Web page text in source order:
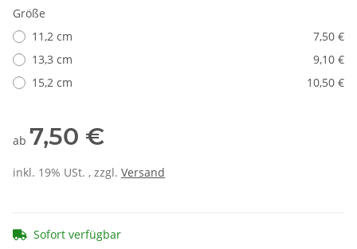
Größe
11,2 cm
7,50 €
13,3 cm
9,10 €
15,2 cm
10,50 €
ab 7,50 €
inkl. 19% USt. , zzgl. Versand
Sofort verfügbar